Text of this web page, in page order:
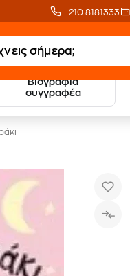
210 8181333
Βιογραφία
συγγραφέα
με